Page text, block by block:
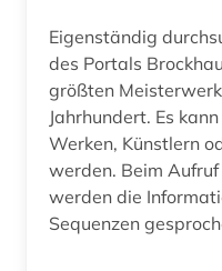
Eigenständig
des Portals
größten
Jahrhundert. Es
Werken, Künstlern
werden. Beim
werden die
Sequenzen